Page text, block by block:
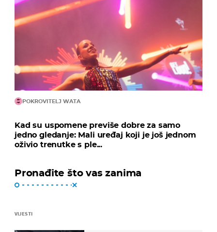
POKROVITELJ WATA
Kad su uspomene previše dobre za samo
jedno gledanje: Mali uređaj koji je još jednom
oživio trenutke s ple...
Pronađite što vas zanima
VIJESTI